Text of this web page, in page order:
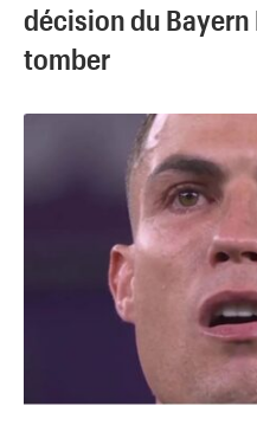
décision du
tomber